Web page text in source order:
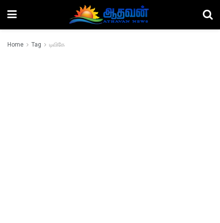
Home Tag டிவிகே